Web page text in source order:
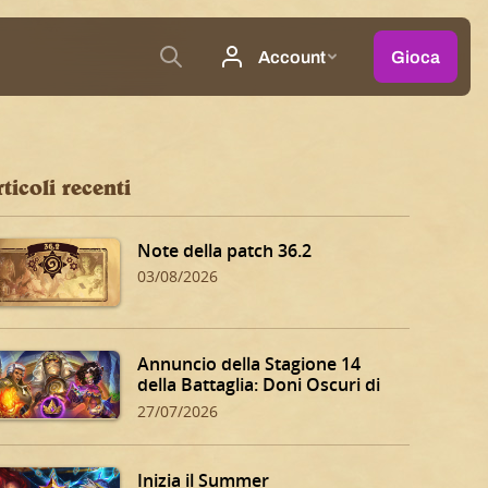
recenti
Note della patch 36.2
03/08/2026
Annuncio della Stagione 14
della Battaglia: Doni Oscuri di
Dalaran!
27/07/2026
Inizia il Summer